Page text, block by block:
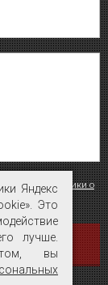
«Политики о
Яндекс
Это
лучше.
вы
Яндекс
Это
лучше.
вы